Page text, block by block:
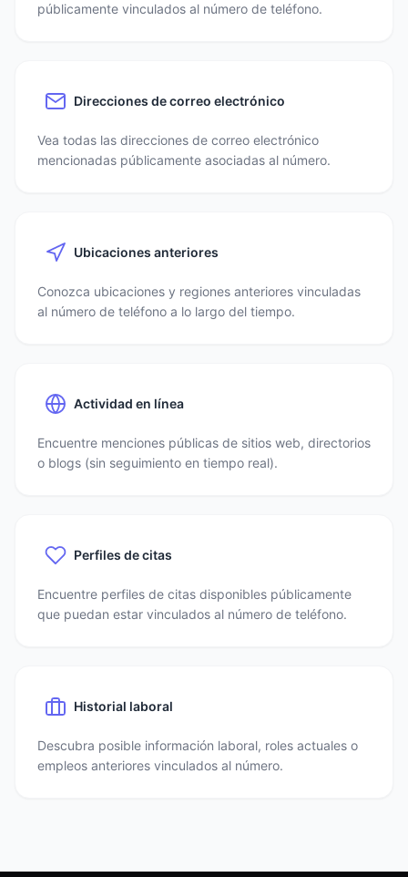
públicamente vinculados al número de teléfono.
Direcciones de correo electrónico
Vea todas las direcciones de correo electrónico
mencionadas públicamente asociadas al número.
Ubicaciones anteriores
Conozca ubicaciones y regiones anteriores vinculadas
al número de teléfono a lo largo del tiempo.
Actividad en línea
Encuentre menciones públicas de sitios web, directorios
o blogs (sin seguimiento en tiempo real).
Perfiles de citas
Encuentre perfiles de citas disponibles públicamente
que puedan estar vinculados al número de teléfono.
Historial laboral
Descubra posible información laboral, roles actuales o
empleos anteriores vinculados al número.